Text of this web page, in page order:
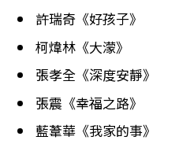
許瑞奇《好孩子》
柯煒林《大濛》
張孝全《深度安靜》
張震《幸福之路》
藍葦華《我家的事》